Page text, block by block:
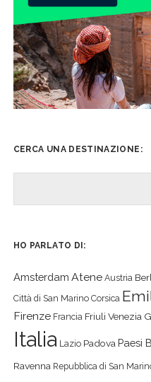
CERCA UNA DESTINAZIONE:
HO PARLATO DI:
Amsterdam Atene Austria
Città di San Marino Corsica
Firenze Francia Friuli Venezia
Italia Lazio Padova Paesi
Ravenna Repubblica di San